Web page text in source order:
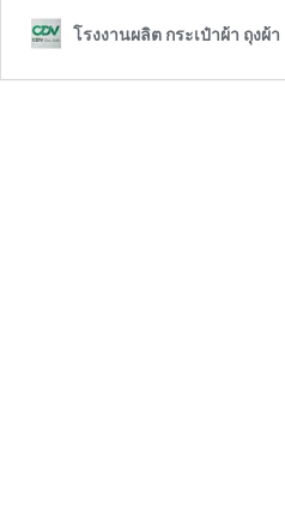
โรงงานผลิต กระเป๋าผ้า ถุงผ้